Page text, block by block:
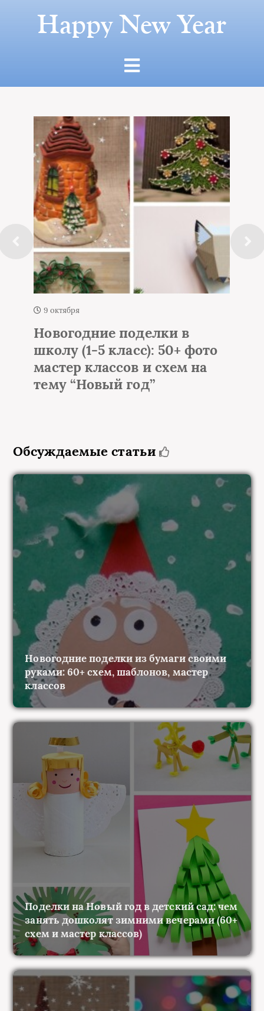
Happy New Year
фото
на
Елка из мишуры и
гирлянды на стене –
идей настенной елки
Обсуждаемые статьи
Новогодние поделки из бумаги своими
руками: 60+ схем, шаблонов, мастер
классов
Поделки на Новый год в детский сад: чем
занять дошколят зимними вечерами (60+
схем и мастер классов)